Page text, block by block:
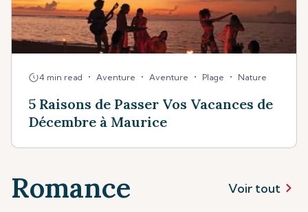
4 min read • Aventure • Aventure • Plage • Nature
5 Raisons de Passer Vos Vacances de
Décembre à Maurice
Romance Voir tout